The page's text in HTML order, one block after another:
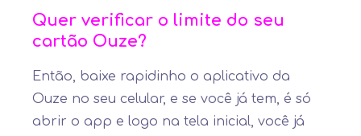
Quer verificar o limite do seu
cartão Ouze?
Então, baixe rapidinho o aplicativo da
Ouze no seu celular, e se você já tem, é só
abrir o app e logo na tela inicial, você já